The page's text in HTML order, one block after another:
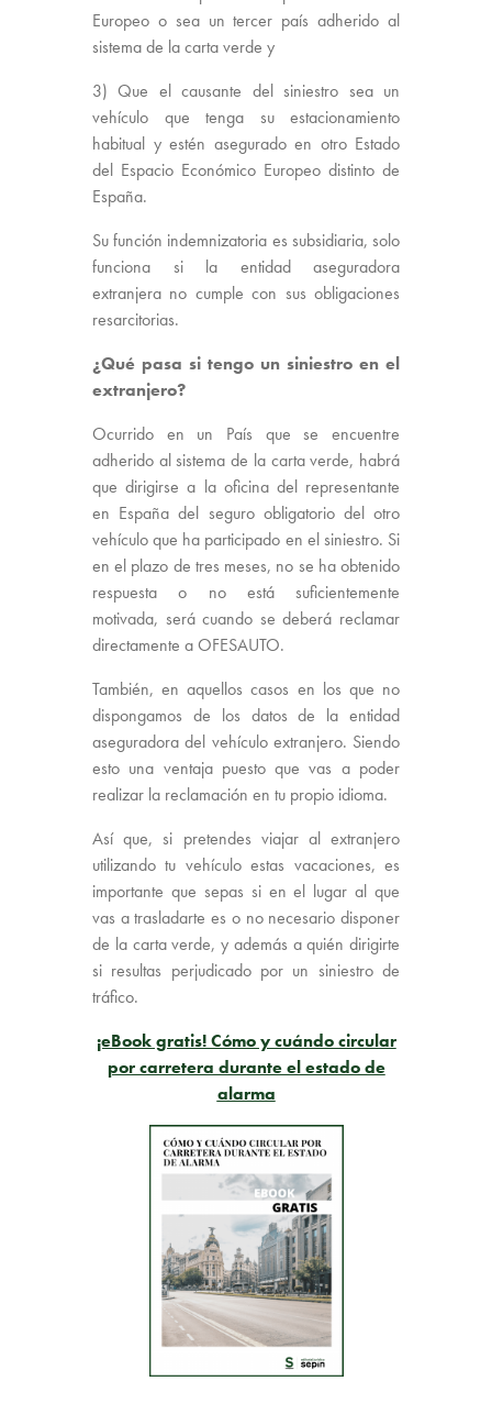
Europeo o sea un tercer país adherido al
sistema de la carta verde y
3) Que el causante del siniestro sea un
vehículo que tenga su estacionamiento
habitual y estén asegurado en otro Estado
del Espacio Económico Europeo distinto de
España.
Su función indemnizatoria es subsidiaria, solo
funciona si la entidad aseguradora
extranjera no cumple con sus obligaciones
resarcitorias.
¿Qué pasa si tengo un siniestro en el
extranjero?
Ocurrido en un País que se encuentre
adherido al sistema de la carta verde, habrá
que dirigirse a la oficina del representante
en España del seguro obligatorio del otro
vehículo que ha participado en el siniestro. Si
en el plazo de tres meses, no se ha obtenido
respuesta o no está suficientemente
motivada, será cuando se deberá reclamar
directamente a OFESAUTO.
También, en aquellos casos en los que no
dispongamos de los datos de la entidad
aseguradora del vehículo extranjero. Siendo
esto una ventaja puesto que vas a poder
realizar la reclamación en tu propio idioma.
Así que, si pretendes viajar al extranjero
utilizando tu vehículo estas vacaciones, es
importante que sepas si en el lugar al que
vas a trasladarte es o no necesario disponer
de la carta verde, y además a quién dirigirte
si resultas perjudicado por un siniestro de
tráfico.
¡eBook gratis! Cómo y cuándo circular
por carretera durante el estado de
alarma